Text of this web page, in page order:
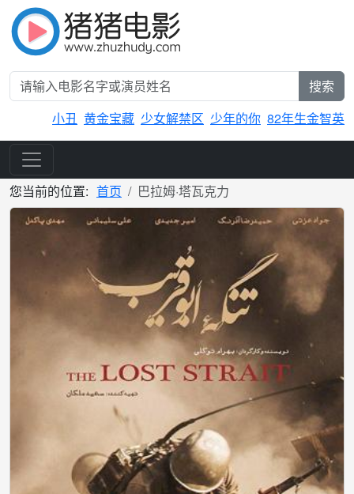
搜索
小丑 黄金宝藏 少女解禁区 少年的你 82年生金智英
您当前的位置: 首页 巴拉姆·塔瓦克力